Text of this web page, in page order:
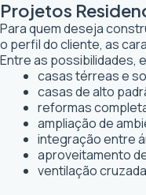
Projetos
Para quem deseja
o perfil do cliente, as
Entre as possibilidades,
casas térreas e
casas de alto
reformas
ampliação de
integração entre
aproveitamento
ventilação